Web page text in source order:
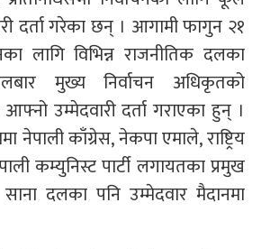
दर्ता गरेका छन् । आगामी फागुन २१
लागि विभिन्न राजनीतिक दलका
मुख्य निर्वाचन अधिकृतको
उम्मेदवारी दर्ता गराएका हुन् ।
नेपाली काँग्रेस, नेकपा एमाले, राष्ट्रिय
कम्युनिस्ट पार्टी लगायतका प्रमुख
साना दलका पनि उम्मेदवार मैदानमा